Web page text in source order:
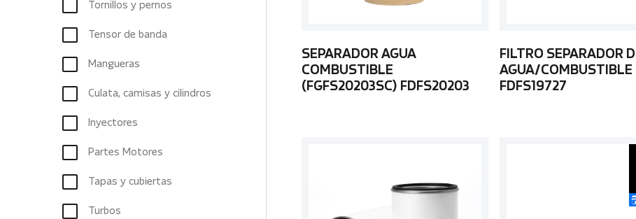
Tornillos y pernos
Tensor de banda
Mangueras
Culata, camisas y cilindros
Inyectores
Partes Motores
Tapas y cubiertas
Turbos
SEPARADOR AGUA
COMBUSTIBLE
(FGFS20203SC) FDFS20203
FILTRO SEPARADOR
AGUA/COMBUSTIBLE
FDFS19727